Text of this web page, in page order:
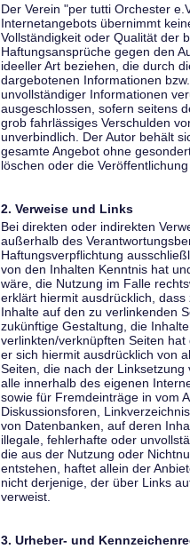
Der Verein "per tutti Orchester
Internetangebots übernimmt
Vollständigkeit oder Qualität der
Haftungsansprüche gegen den
ideeller Art beziehen, die durch
dargebotenen Informationen
unvollständiger Informationen
ausgeschlossen, sofern seitens
grob fahrlässiges Verschulden
unverbindlich. Der Autor behält
gesamte Angebot ohne
löschen oder die
2. Verweise und Links
Bei direkten oder indirekten
außerhalb des
Haftungsverpflichtung
von den Inhalten Kenntnis hat
wäre, die Nutzung im Falle
erklärt hiermit ausdrücklich,
Inhalte auf den zu verlinkenden
zukünftige Gestaltung, die
verlinkten/verknüpften Seiten
er sich hiermit ausdrücklich von
Seiten, die nach der
alle innerhalb des eigenen
sowie für Fremdeinträge in vom
Diskussionsforen,
von Datenbanken, auf deren
illegale, fehlerhafte oder
die aus der Nutzung oder
entstehen, haftet allein der
nicht derjenige, der über Links
verweist.
3. Urheber- und